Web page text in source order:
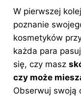
W pierwszej
poznanie
kosmetyków
każda para
się, czy masz
czy może
Obserwuj swoją